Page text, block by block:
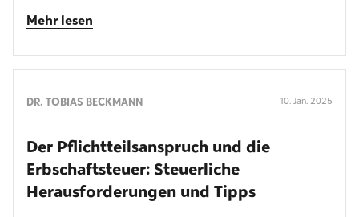
Mehr lesen
DR. TOBIAS BECKMANN 10. Jan. 2025
Der Pflichtteilsanspruch und die
Erbschaftsteuer: Steuerliche
Herausforderungen und Tipps